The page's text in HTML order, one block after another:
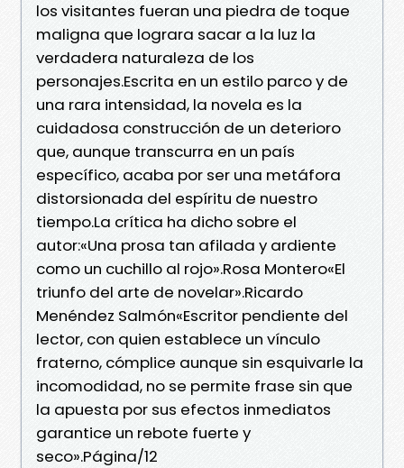
los visitantes fueran una piedra de toque
maligna que lograra sacar a la luz la
verdadera naturaleza de los
personajes.Escrita en un estilo parco y de
una rara intensidad, la novela es la
cuidadosa construcción de un deterioro
que, aunque transcurra en un país
específico, acaba por ser una metáfora
distorsionada del espíritu de nuestro
tiempo.La crítica ha dicho sobre el
autor:«Una prosa tan afilada y ardiente
como un cuchillo al rojo».Rosa Montero«El
triunfo del arte de novelar».Ricardo
Menéndez Salmón«Escritor pendiente del
lector, con quien establece un vínculo
fraterno, cómplice aunque sin esquivarle la
incomodidad, no se permite frase sin que
la apuesta por sus efectos inmediatos
garantice un rebote fuerte y
seco».Página/12